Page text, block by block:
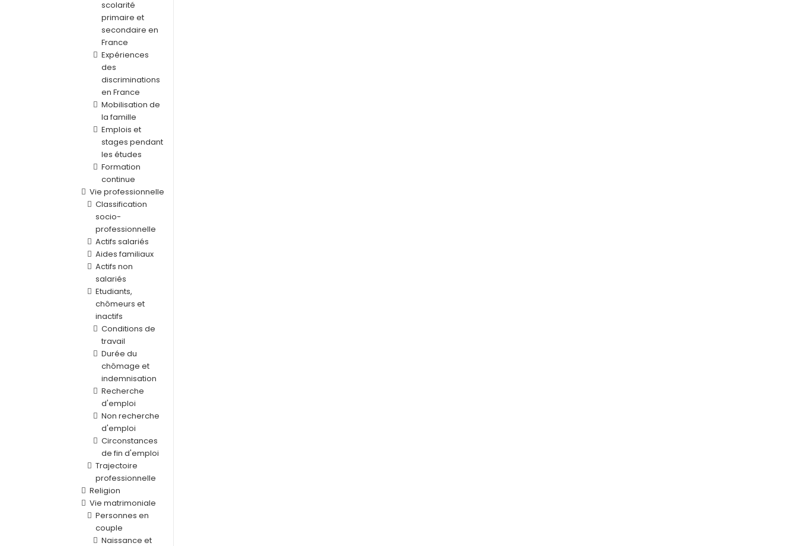
scolarité
primaire et
secondaire en
France
Expériences
des
discriminations
en France
Mobilisation de
la famille
Emplois et
stages pendant
les études
Formation
continue
Vie professionnelle
Classification
socio-
professionnelle
Actifs salariés
Aides familiaux
Actifs non
salariés
Etudiants,
chômeurs et
inactifs
Conditions de
travail
Durée du
chômage et
indemnisation
Recherche
d'emploi
Non recherche
d'emploi
Circonstances
de fin d'emploi
Trajectoire
professionnelle
Religion
Vie matrimoniale
Personnes en
couple
Naissance et